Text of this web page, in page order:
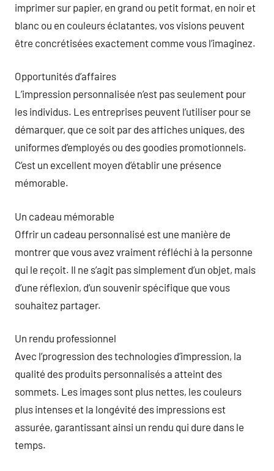
imprimer sur papier, en grand ou petit format, en noir et
blanc ou en couleurs éclatantes, vos visions peuvent
être concrétisées exactement comme vous l’imaginez.
Opportunités d’affaires
L’impression personnalisée n’est pas seulement pour
les individus. Les entreprises peuvent l’utiliser pour se
démarquer, que ce soit par des affiches uniques, des
uniformes d’employés ou des goodies promotionnels.
C’est un excellent moyen d’établir une présence
mémorable.
Un cadeau mémorable
Offrir un cadeau personnalisé est une manière de
montrer que vous avez vraiment réfléchi à la personne
qui le reçoit. Il ne s’agit pas simplement d’un objet, mais
d’une réflexion, d’un souvenir spécifique que vous
souhaitez partager.
Un rendu professionnel
Avec l’progression des technologies d’impression, la
qualité des produits personnalisés a atteint des
sommets. Les images sont plus nettes, les couleurs
plus intenses et la longévité des impressions est
assurée, garantissant ainsi un rendu qui dure dans le
temps.